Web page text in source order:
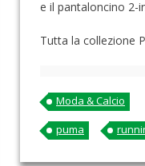
e il pantaloncino 2-
Tutta la collezione
Moda & Calcio
puma